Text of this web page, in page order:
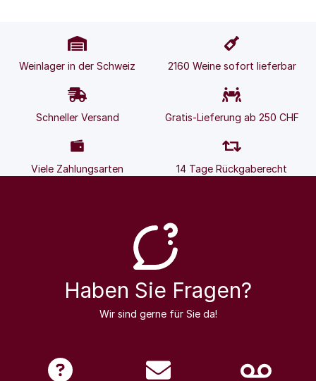
Weinlager in der Schweiz 2160 Weine sofort lieferbar
Schneller Versand Gratis-Lieferung ab 250 CHF
Viele Zahlungsarten 14 Tage Rückgaberecht
Haben Sie Fragen?
Wir sind gerne für Sie da!